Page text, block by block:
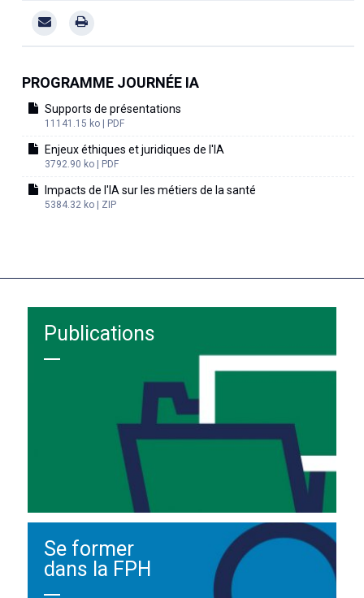
PROGRAMME JOURNÉE IA
Supports de présentations
11141.15 ko | PDF
Enjeux éthiques et juridiques de l'IA
3792.90 ko | PDF
Impacts de l'IA sur les métiers de la santé
5384.32 ko | ZIP
Publications
Se former
dans la FPH